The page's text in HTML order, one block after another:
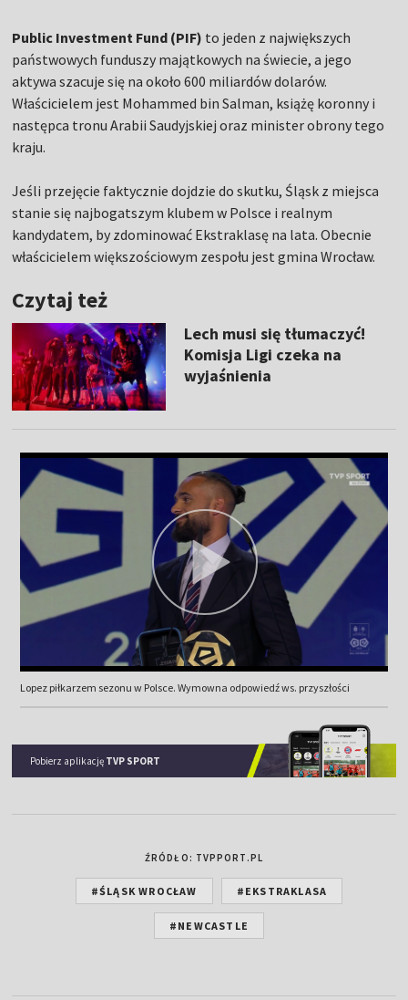
Public Investment Fund (PIF) to jeden z największych
państwowych funduszy majątkowych na świecie, a jego
aktywa szacuje się na około 600 miliardów dolarów.
Właścicielem jest Mohammed bin Salman, książę koronny i
następca tronu Arabii Saudyjskiej oraz minister obrony tego
kraju.
Jeśli przejęcie faktycznie dojdzie do skutku, Śląsk z miejsca
stanie się najbogatszym klubem w Polsce i realnym
kandydatem, by zdominować Ekstraklasę na lata. Obecnie
właścicielem większościowym zespołu jest gmina Wrocław.
Czytaj też
Lech musi się tłumaczyć!
Komisja Ligi czeka na
wyjaśnienia
Lopez piłkarzem sezonu w Polsce. Wymowna odpowiedź ws. przyszłości
Pobierz aplikację TVP SPORT
ŹRÓDŁO: TVPPORT.PL
#ŚLĄSK WROCŁAW #EKSTRAKLASA
#NEWCASTLE